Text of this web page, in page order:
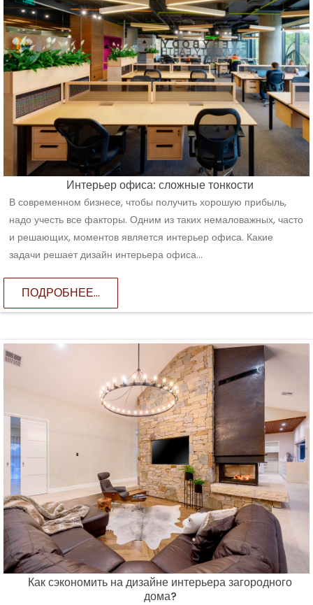
Интерьер офиса: сложные тонкости
В современном бизнесе, чтобы получить хорошую прибыль,
надо учесть все факторы. Одним из таких немаловажных, часто
и решающих, моментов является интерьер офиса. Какие
задачи решает дизайн интерьера офиса...
ПОДРОБНЕЕ...
Как сэкономить на дизайне интерьера загородного
дома?